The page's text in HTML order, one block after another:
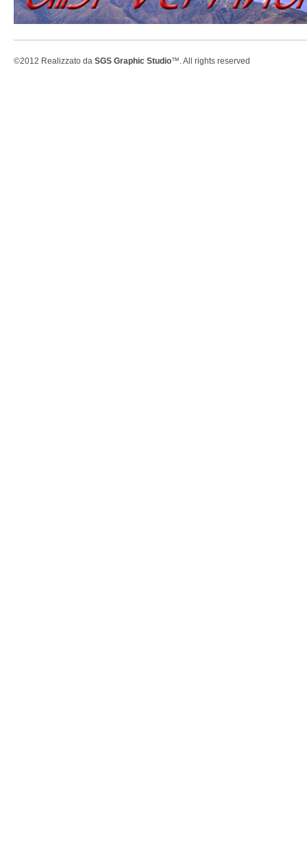
©2012 Realizzato da SGS Graphic Studio™. All rights reserved